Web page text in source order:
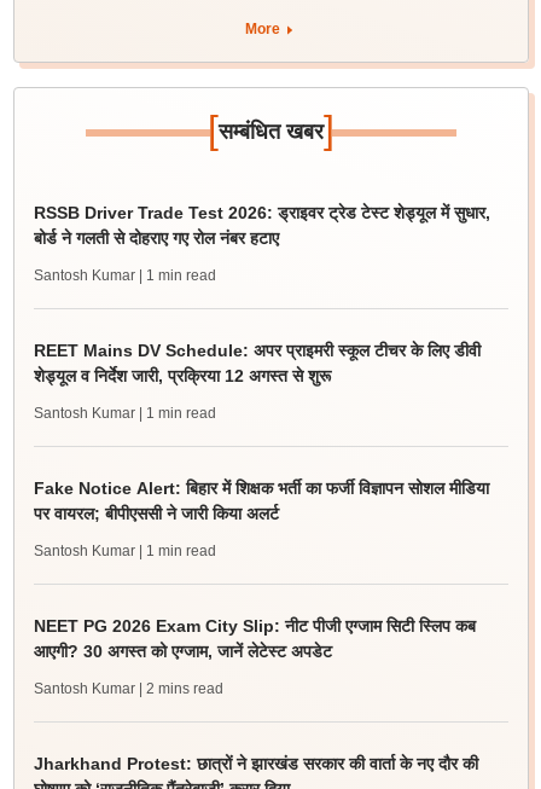
More
[सम्बंधित खबर]
RSSB Driver Trade Test 2026: ड्राइवर ट्रेड टेस्ट शेड्यूल में सुधार,
बोर्ड ने गलती से दोहराए गए रोल नंबर हटाए
Santosh Kumar | 1 min read
REET Mains DV Schedule: अपर प्राइमरी स्कूल टीचर के लिए डीवी
शेड्यूल व निर्देश जारी, प्रक्रिया 12 अगस्त से शुरू
Santosh Kumar | 1 min read
Fake Notice Alert: बिहार में शिक्षक भर्ती का फर्जी विज्ञापन सोशल मीडिया
पर वायरल; बीपीएससी ने जारी किया अलर्ट
Santosh Kumar | 1 min read
NEET PG 2026 Exam City Slip: नीट पीजी एग्जाम सिटी स्लिप कब
आएगी? 30 अगस्त को एग्जाम, जानें लेटेस्ट अपडेट
Santosh Kumar | 2 mins read
Jharkhand Protest: छात्रों ने झारखंड सरकार की वार्ता के नए दौर की